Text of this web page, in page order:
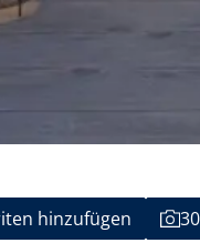
hinzufügen